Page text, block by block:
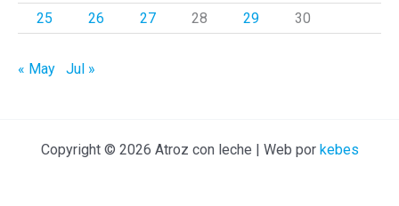
25
26 27 28 29 30
« May Jul »
Copyright © 2026 Atroz con leche | Web por kebes